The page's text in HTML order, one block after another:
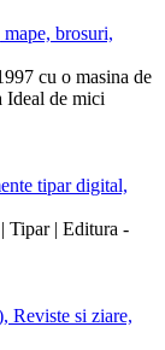
brosuri,
cu o masina de
Ideal de mici
tipar digital,
Tipar | Editura -
Reviste si ziare,